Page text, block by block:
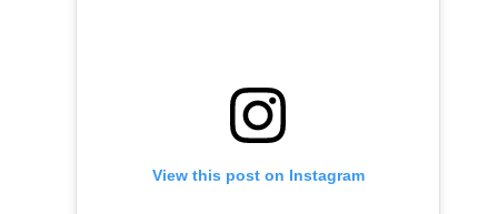
View this post on Instagram